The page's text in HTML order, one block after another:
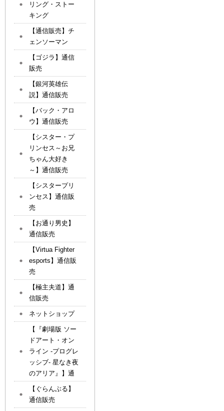
リング・ストー
キング
【通信販売】チ
ェンソーマン
【ゴジラ】通信
販売
【銀河英雄伝
説】通信販売
【バック・アロ
ウ】通信販売
【シスター・プ
リンセス～お兄
ちゃん大好き
～】通信販売
【シスタープリ
ンセス】通信販
売
【お通り男史】
通信販売
【Virtua Fighter
esports】通信販
売
【極主夫道】通
信販売
ネットショップ
【『劇場版 ソー
ドアート・オン
ライン -プログレ
ッシブ- 星なき夜
のアリア』】通
【ぐらんぶる】
通信販売